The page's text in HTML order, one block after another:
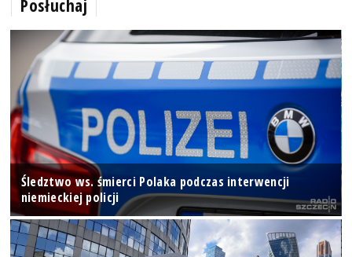
Posłuchaj
Śledztwo ws. śmierci Polaka podczas interwencji
niemieckiej policji